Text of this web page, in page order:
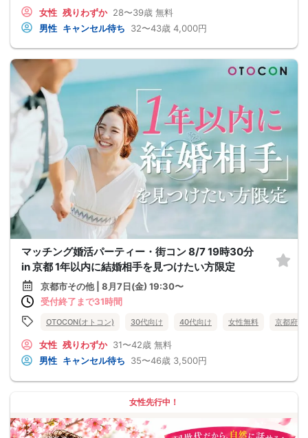
女性 残りわずか 28〜39歳 無料
男性 キャンセル待ち 32〜43歳 4,000円
マッチング婚活パーティー・街コン 8/7 19時30分
in 京都 1年以内に結婚相手を見つけたい方限定
京都市その他 | 8月7日(金) 19:30〜
受付終了まで31時間
OTOCON(オトコン) 30代向け 40代向け 女性無料 京都府
女性 残りわずか 31〜42歳 無料
男性 キャンセル待ち 35〜46歳 3,500円
女性先行中！